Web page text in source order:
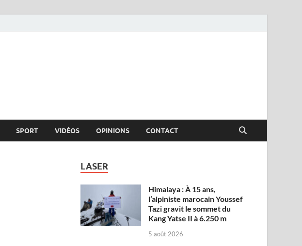
SPORT VIDÉOS OPINIONS CONTACT
LASER
Himalaya : À 15 ans,
l’alpiniste marocain Youssef
Tazi gravit le sommet du
Kang Yatse II à 6.250 m
5 août 2026